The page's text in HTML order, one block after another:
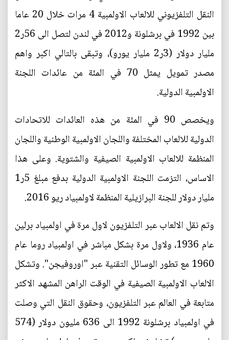
النقل التلفزيوني للالعاب الاولمبية 4 مرات خلال 20 عاما
بين 1992 في برشلونة و2012 في لندن لتصل الى 56ر2
مليار دولار (3ر2 مليار يورو)، وتبقى بالتالي اكبر واهم
مصدر تمويل يمثل 70 في المئة من عائدات اللجنة
الاولمبية الدولية.
ويخصص 90 في المئة من هذه العائدات للاتحادات
الدولية للالعاب المختلفة واللجان الاولمبية الوطنية واللجان
المنظمة للالعاب الاولمبية الصيفية والشتوية. وعلى هذا
الاساس، التزمت اللجنة الاولمبية الدولية بدفع مبلغ 5ر1
مليار دولار للجنة البرازيلية المنظمة لاولمبياد ريو 2016.
وتم نقل الالعاب عبر التلفزيون لاول مرة في اولمبياد برلين
عام 1936، ولاول مرة بشكل مباشر في اولمبياد روما عام
1960 مع تطور الوسائل التقنية عبر "اوروفيجن". وتشكل
الالعاب الاولمبية الصيفية في الوقت الراهن المشهد الاكثر
متابعة في العالم عبر التلفزيون، وحقوق النقل التي وصلت
في اولمبياد برشلونة 1992 الى 636 مليون دولار (574